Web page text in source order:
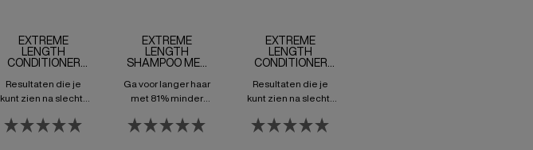
EXTREME
LENGTH
CONDITIONER
Resultaten die je
kunt zien na slechts
Extreme Length
EXTREME
LENGTH
SHAMPOO MET
Ga voor langer haar
met 81% minder
Length Shampoo
EXTREME
LENGTH
CONDITIONER
Resultaten die je
kunt zien na slechts
Extreme Length